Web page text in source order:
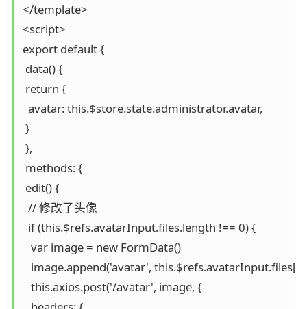
</template>
<script>
export default {
data() {
return {
  avatar: this.$store.state.administrator.avatar,
}
},
methods: {
edit() {
  // 修改了头像
  if (this.$refs.avatarInput.files.length !== 0) {
   var image = new FormData()
image.append('avatar',
   this.axios.post('/avatar', image, {